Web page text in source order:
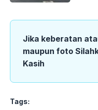
Jika keberatan
maupun foto
Kasih
Tags: